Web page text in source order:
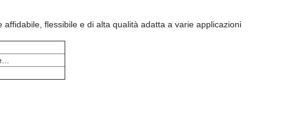
flessibile e di alta qualità adatta a varie applicazioni